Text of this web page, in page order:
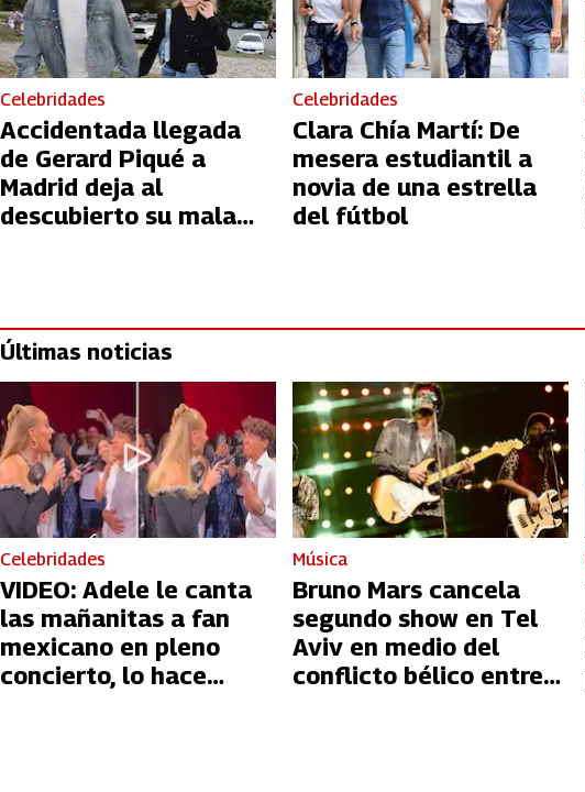
Celebridades
Accidentada llegada
de Gerard Piqué a
Madrid deja al
descubierto su mala
Celebridades
Clara Chía Martí: De
mesera estudiantil a
novia de una estrella
del fútbol
Últimas noticias
Celebridades
VIDEO: Adele le canta
las mañanitas a fan
mexicano en pleno
concierto, lo hace
Música
Bruno Mars cancela
segundo show en Tel
Aviv en medio del
conflicto bélico entre